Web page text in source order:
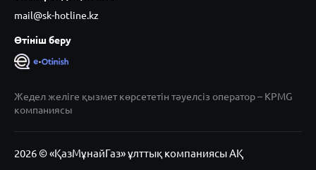
mail@sk-hotline.kz
Өтініш беру
Жедел желіге қызмет көрсететін тәуелсіз оператор – KPMG
компаниясы
2026 © «ҚазМұнайГаз» ұлттық компаниясы АҚ